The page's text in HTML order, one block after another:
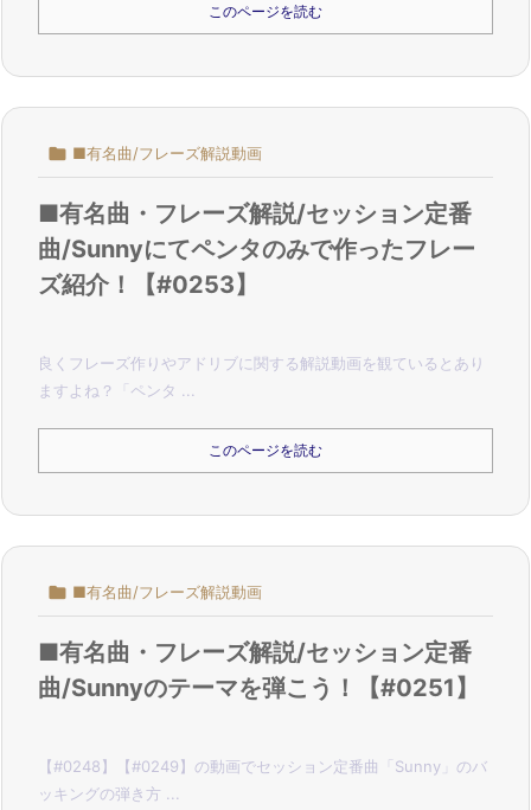
このページを読む
 ■有名曲/フレーズ解説動画
■有名曲・フレーズ解説/セッション定番
曲/Sunnyにてペンタのみで作ったフレー
ズ紹介！【#0253】
良くフレーズ作りやアドリブに関する解説動画を観ているとあり
ますよね？
「ペンタ ...
このページを読む
 ■有名曲/フレーズ解説動画
■有名曲・フレーズ解説/セッション定番
曲/Sunnyのテーマを弾こう！【#0251】
【#0248】【#0249】の動画でセッション定番曲「Sunny」のバ
ッキングの弾き方 ...